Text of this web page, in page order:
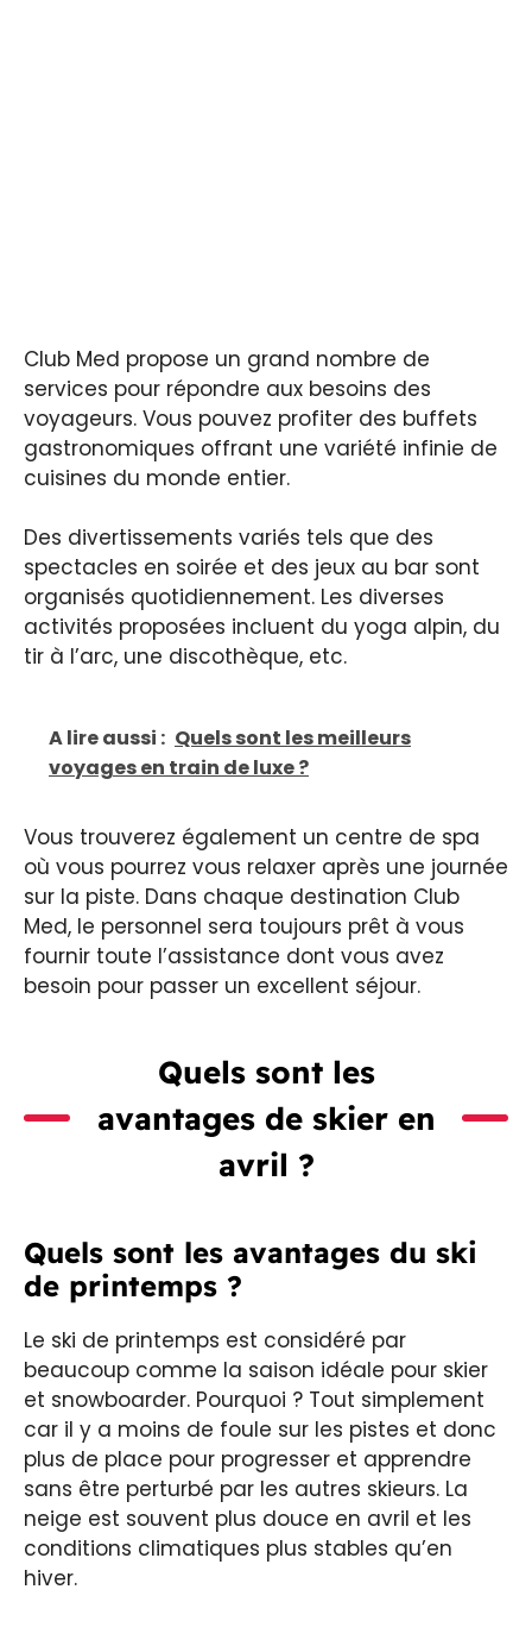
Club Med propose un grand nombre de
services pour répondre aux besoins des
voyageurs. Vous pouvez profiter des buffets
gastronomiques offrant une variété infinie de
cuisines du monde entier.
Des divertissements variés tels que des
spectacles en soirée et des jeux au bar sont
organisés quotidiennement. Les diverses
activités proposées incluent du yoga alpin, du
tir à l’arc, une discothèque, etc.
A lire aussi : Quels sont les meilleurs
voyages en train de luxe ?
Vous trouverez également un centre de spa
où vous pourrez vous relaxer après une journée
sur la piste. Dans chaque destination Club
Med, le personnel sera toujours prêt à vous
fournir toute l’assistance dont vous avez
besoin pour passer un excellent séjour.
Quels sont les
avantages de skier en
avril ?
Quels sont les avantages du ski
de printemps ?
Le ski de printemps est considéré par
beaucoup comme la saison idéale pour skier
et snowboarder. Pourquoi ? Tout simplement
car il y a moins de foule sur les pistes et donc
plus de place pour progresser et apprendre
sans être perturbé par les autres skieurs. La
neige est souvent plus douce en avril et les
conditions climatiques plus stables qu’en
hiver.